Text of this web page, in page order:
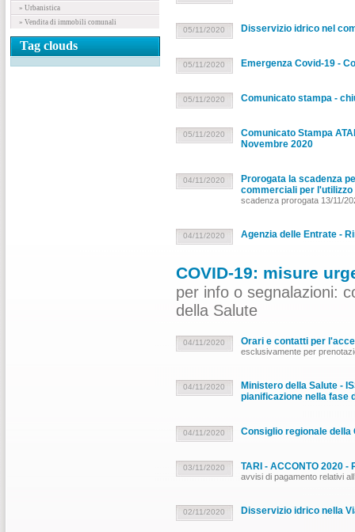
» Urbanistica
» Vendita di immobili comunali
Tag clouds
05/11/2020 Disservizio idrico nel
05/11/2020 Emergenza Covid-19 -
05/11/2020 Comunicato stampa -
05/11/2020
Comunicato Stampa
Novembre 2020
04/11/2020
Prorogata la scadenza
commerciali per l'utilizzo
scadenza prorogata 13/11/
04/11/2020 Agenzia delle Entrate -
COVID-19: misure
per info o segnalazioni:
della Salute
04/11/2020 Orari e contatti per
esclusivamente per
04/11/2020
Ministero della Salute -
pianificazione nella fase
04/11/2020 Consiglio regionale
03/11/2020 TARI - ACCONTO 2020 -
avvisi di pagamento relativi
02/11/2020 Disservizio idrico nella